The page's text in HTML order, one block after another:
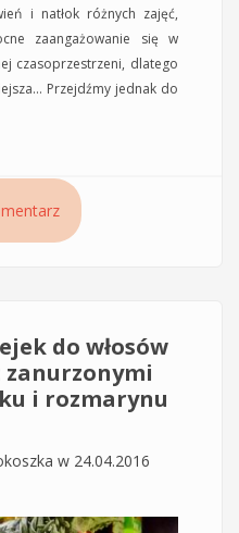
i natłok różnych zajęć,
zaangażowanie się w
czasoprzestrzeni, dlatego
Przejdźmy jednak do
przeciw wypadaniu oraz
Novophane
do włosów
zanurzonymi
i rozmarynu
w 24.04.2016